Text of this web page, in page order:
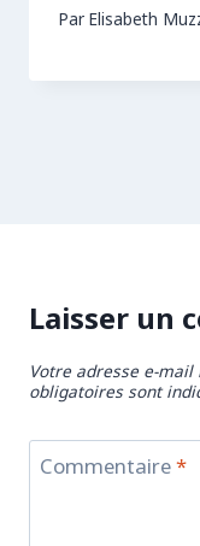
Par Elisabeth
Laisser un
Votre adresse e-
obligatoires sont
Commentaire*